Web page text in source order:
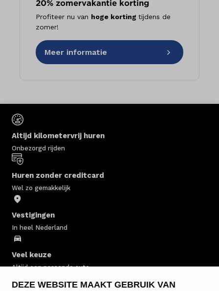
DEZE WEBSITE MAAKT GEBRUIK VAN
20% zomervakantie korting
Profiteer nu van hoge korting tijdens de
zomer!
Meer informatie
Altijd kilometervrij huren
Onbezorgd rijden
Huren zonder creditcard
Wel zo gemakkelijk
Vestigingen
In heel Nederland
Veel keuze
Altijd een passende auto